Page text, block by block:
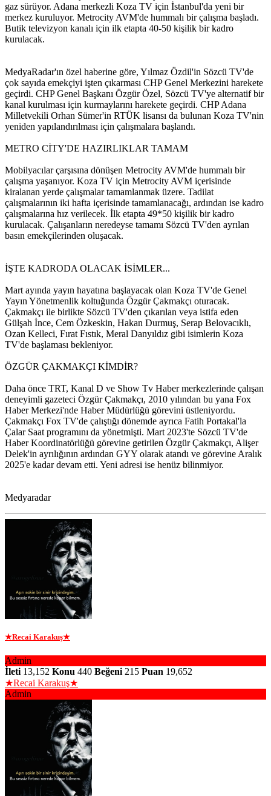
gaz sürüyor. Adana merkezli Koza TV için İstanbul'da yeni bir
merkez kuruluyor. Metrocity AVM'de hummalı bir çalışma başladı.
Butik televizyon kanalı için ilk etapta 40-50 kişilik bir kadro
kurulacak.
MedyaRadar'ın özel haberine göre, Yılmaz Özdil'in Sözcü TV'de
çok sayıda emekçiyi işten çıkarması CHP Genel Merkezini harekete
geçirdi. CHP Genel Başkanı Özgür Özel, Sözcü TV'ye alternatif bir
kanal kurulması için kurmaylarını harekete geçirdi. CHP Adana
Milletvekili Orhan Sümer'in RTÜK lisansı da bulunan Koza TV'nin
yeniden yapılandırılması için çalışmalara başlandı.
METRO CİTY'DE HAZIRLIKLAR TAMAM
Mobilyacılar çarşısına dönüşen Metrocity AVM'de hummalı bir
çalışma yaşanıyor. Koza TV için Metrocity AVM içerisinde
kiralanan yerde çalışmalar tamamlanmak üzere. Tadilat
çalışmalarının iki hafta içerisinde tamamlanacağı, ardından ise kadro
çalışmalarına hız verilecek. İlk etapta 49*50 kişilik bir kadro
kurulacak. Çalışanların neredeyse tamamı Sözcü TV'den ayrılan
basın emekçilerinden oluşacak.
İŞTE KADRODA OLACAK İSİMLER...
Mart ayında yayın hayatına başlayacak olan Koza TV'de Genel
Yayın Yönetmenlik koltuğunda Özgür Çakmakçı oturacak.
Çakmakçı ile birlikte Sözcü TV'den çıkarılan veya istifa eden
Gülşah İnce, Cem Özkeskin, Hakan Durmuş, Serap Belovacıklı,
Ozan Kelleci, Fırat Fıstık, Meral Danyıldız gibi isimlerin Koza
TV'de başlaması bekleniyor.
ÖZGÜR ÇAKMAKÇI KİMDİR?
Daha önce TRT, Kanal D ve Show Tv Haber merkezlerinde çalışan
deneyimli gazeteci Özgür Çakmakçı, 2010 yılından bu yana Fox
Haber Merkezi'nde Haber Müdürlüğü görevini üstleniyordu.
Çakmakçı Fox TV'de çalıştığı dönemde ayrıca Fatih Portakal'la
Çalar Saat programını da yönetmişti. Mart 2023'te Sözcü TV'de
Haber Koordinatörlüğü görevine getirilen Özgür Çakmakçı, Alişer
Delek'in ayrılığının ardından GYY olarak atandı ve görevine Aralık
2025'e kadar devam etti. Yeni adresi ise henüz bilinmiyor.
Medyaradar
★Recai Karakuş★
Admin
İleti 13,152 Konu 440 Beğeni 215 Puan 19,652
★Recai Karakuş★
Admin